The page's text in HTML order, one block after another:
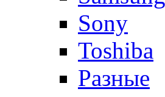
Sony
Toshiba
Разные